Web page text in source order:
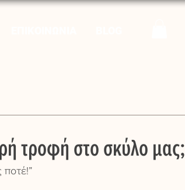
τροφή στο σκύλο μας;
ποτέ!”